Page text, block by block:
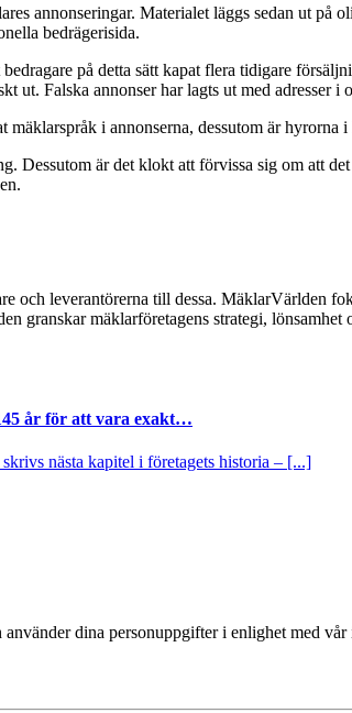
annonseringar. Materialet läggs sedan ut på
bedrägerisida.
på detta sätt kapat flera tidigare
ut. Falska annonser har lagts ut med adresser
i annonserna, dessutom är
Dessutom är det klokt att förvissa sig om att
och leverantörerna till dessa. MäklarVärlden
granskar mäklarföretagens strategi,
år för att vara exakt…
nästa kapitel i företagets historia – [...]
dina personuppgifter i enlighet med vår